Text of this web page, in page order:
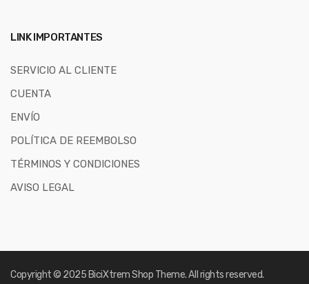
LINK IMPORTANTES
SERVICIO AL CLIENTE
CUENTA
ENVÍO
POLÍTICA DE REEMBOLSO
TÉRMINOS Y CONDICIONES
AVISO LEGAL
Copyright © 2025 BiciXtrem Shop Theme. All rights reserved.